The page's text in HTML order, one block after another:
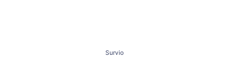
Survio